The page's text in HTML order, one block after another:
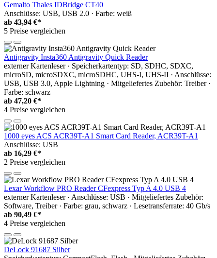
Gemalto Thales IDBridge CT40
Anschlüsse: USB, USB 2.0 · Farbe: weiß
ab 43,94 €*
5 Preise vergleichen
Antigravity Insta360 Antigravity Quick Reader
externer Kartenleser · Speicherkartentyp: SD, SDHC, SDXC,
microSD, microSDXC, microSDHC, UHS-I, UHS-II · Anschlüsse:
USB, USB 3.0, Apple Lightning · Mitgeliefertes Zubehör: Treiber ·
Farbe: schwarz
ab 47,20 €*
4 Preise vergleichen
1000 eyes ACS ACR39T-A1 Smart Card Reader, ACR39T-A1
Anschlüsse: USB
ab 16,29 €*
2 Preise vergleichen
Lexar Workflow PRO Reader CFexpress Typ A 4.0 USB 4
externer Kartenleser · Anschlüsse: USB · Mitgeliefertes Zubehör:
Software, Treiber · Farbe: grau, schwarz · Lesetransferrate: 40 Gb/s
ab 90,49 €*
4 Preise vergleichen
DeLock 91687 Silber